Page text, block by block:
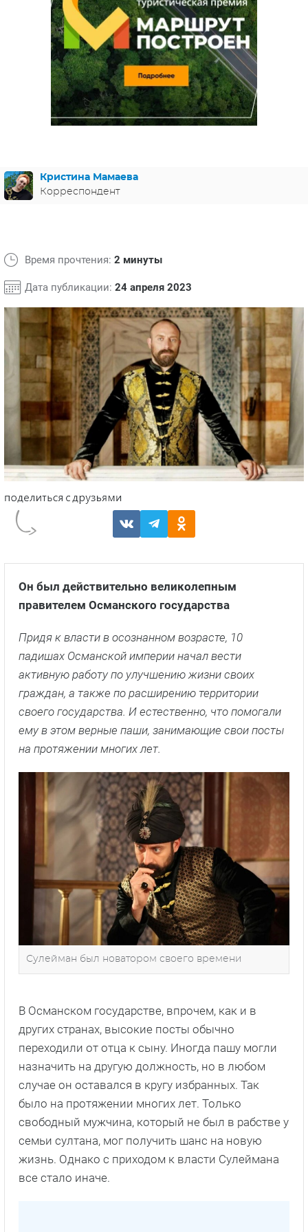
МЕЛОДРАМЫ
ИСПАНИЯ
ФРАНЦИЯ
ГЕРМАНИЯ
СВЕТСКИЕ НОВОСТИ
СПОЙЛЕРЫ ИЗ СЕРИАЛОВ
Кристина Мамаева
Корреспондент
Время прочтения: 2 минуты
Дата публикации: 24 апреля 2023
Он был действительно великолепным
правителем Османского государства
Придя к власти в осознанном возрасте, 10
падишах Османской империи начал вести
активную работу по улучшению жизни своих
граждан, а также по расширению территории
своего государства. И естественно, что помогали
ему в этом верные паши, занимающие свои посты
на протяжении многих лет.
Сулейман был новатором своего времени
В Османском государстве, впрочем, как и в
других странах, высокие посты обычно
переходили от отца к сыну. Иногда пашу могли
назначить на другую должность, но в любом
случае он оставался в кругу избранных. Так
было на протяжении многих лет. Только
свободный мужчина, который не был в рабстве у
семьи султана, мог получить шанс на новую
жизнь. Однако с приходом к власти Сулеймана
все стало иначе.